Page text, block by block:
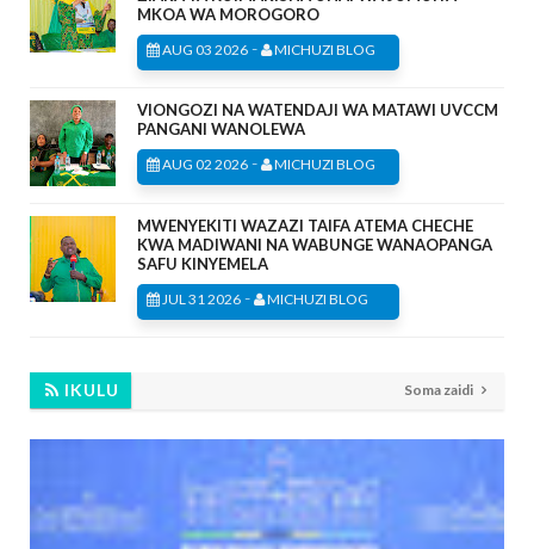
MKOA WA MOROGORO
AUG 03 2026 - MICHUZI BLOG
VIONGOZI NA WATENDAJI WA MATAWI UVCCM
PANGANI WANOLEWA
AUG 02 2026 - MICHUZI BLOG
MWENYEKITI WAZAZI TAIFA ATEMA CHECHE
KWA MADIWANI NA WABUNGE WANAOPANGA
SAFU KINYEMELA
JUL 31 2026 - MICHUZI BLOG
IKULU Soma zaidi